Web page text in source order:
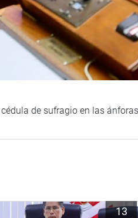
de sufragio en las
13